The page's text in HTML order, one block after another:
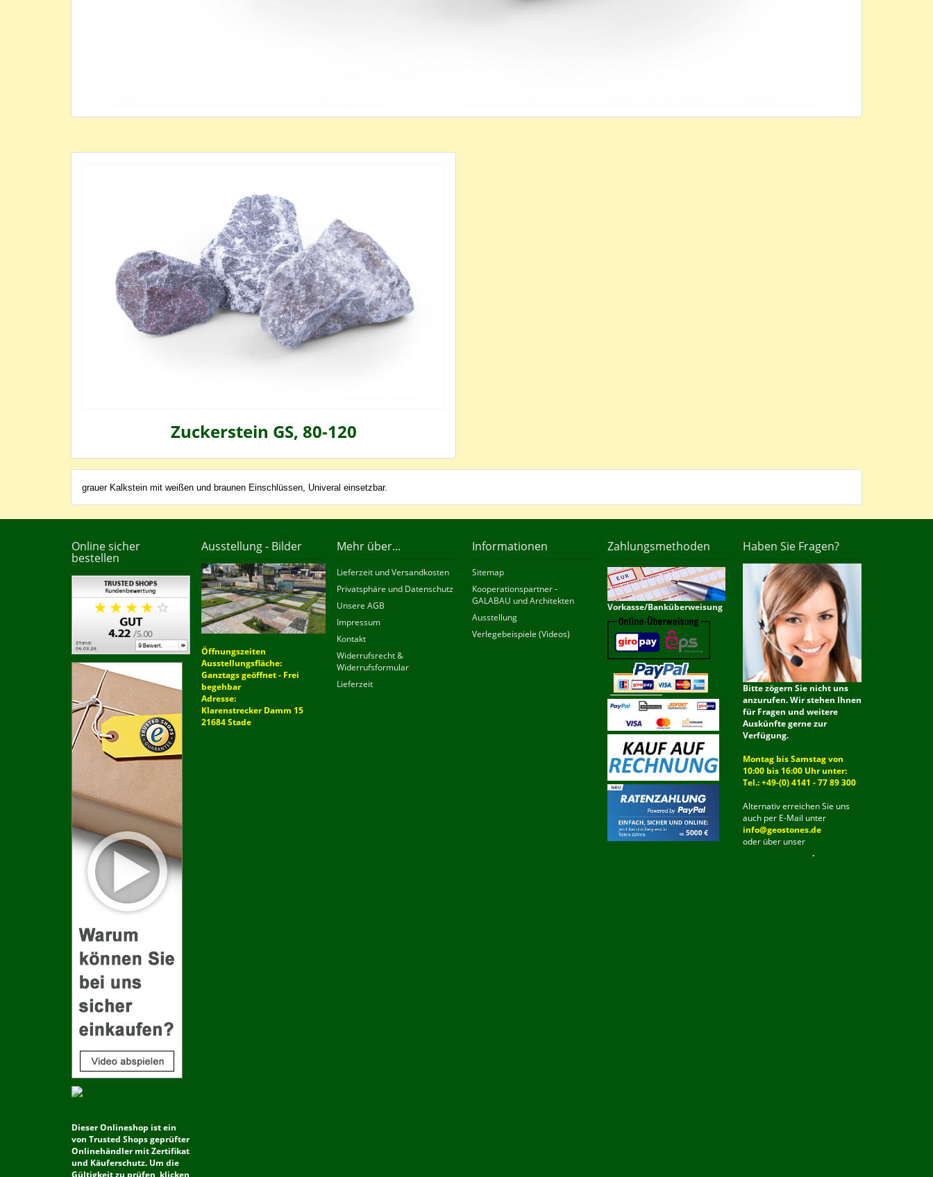
Zuckerstein GS, 80-120
grauer Kalkstein mit weißen und braunen Einschlüssen, Univeral einsetzbar.
Online sicher
bestellen
Dieser Onlineshop ist ein
von Trusted Shops geprüfter
Onlinehändler mit Zertifikat
und Käuferschutz. Um die
Ausstellung - Bilder
Öffnungszeiten
Ausstellungsfläche:
Ganztags geöffnet - Frei
begehbar
Adresse:
Klarenstrecker Damm 15
21684 Stade
Mehr über...
Lieferzeit und Versandkosten
Privatsphäre und Datenschutz
Unsere AGB
Impressum
Kontakt
Widerrufsrecht &
Widerrufsformular
Lieferzeit
Informationen
Sitemap
Kooperationspartner -
GALABAU und Architekten
Ausstellung
Verlegebeispiele (Videos)
Zahlungsmethoden
Vorkasse/Banküberweisung
Haben Sie Fragen?
Bitte zögern Sie nicht uns
anzurufen. Wir stehen Ihnen
für Fragen und weitere
Auskünfte gerne zur
Verfügung.
Montag bis Samstag von
10:00 bis 16:00 Uhr unter:
Tel.: +49-(0) 4141 - 77 89 300
Alternativ erreichen Sie uns
auch per E-Mail unter
info@geostones.de
oder über unser
.